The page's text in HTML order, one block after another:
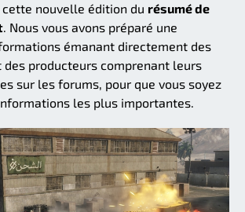
cette nouvelle édition du résumé de
. Nous vous avons préparé une
émanant directement des
des producteurs comprenant leurs
sur les forums, pour que vous soyez
les plus importantes.